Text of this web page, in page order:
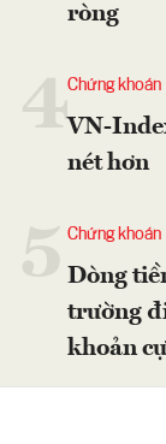
ròng
4Chứng khoán
VN-
nét hơn
Chứng khoán
Dòng
trường
khoản